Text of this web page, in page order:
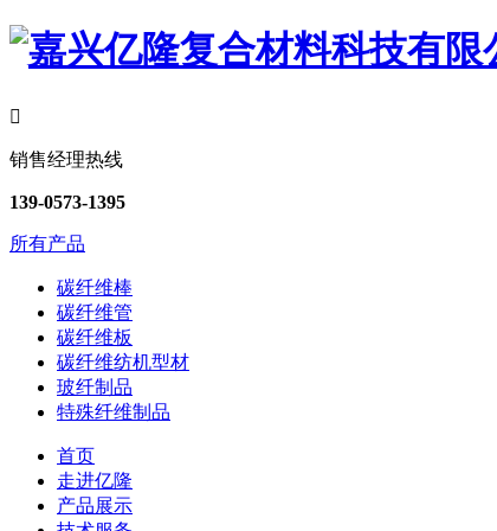

销售经理热线
139-0573-1395
所有产品
碳纤维棒
碳纤维管
碳纤维板
碳纤维纺机型材
玻纤制品
特殊纤维制品
首页
走进亿隆
产品展示